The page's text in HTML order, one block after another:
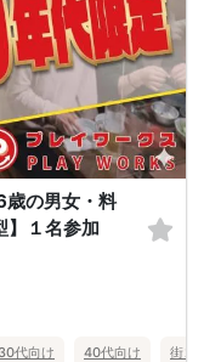
の男女・料
１名参加
30代向け 40代向け 街コ